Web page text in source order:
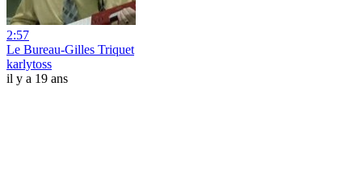
2:57
Le Bureau-Gilles Triquet
karlytoss
il y a 19 ans